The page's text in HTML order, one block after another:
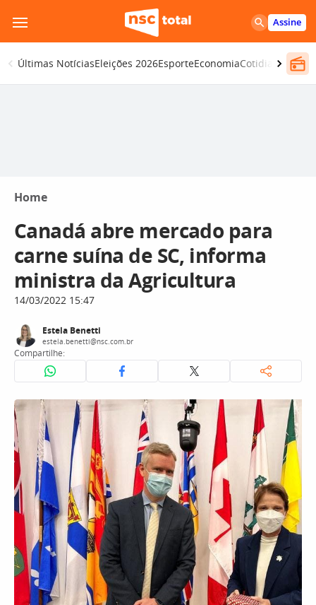
para
o
conteúdo
Assine
Últimas NotíciasEleições 2026EsporteEconomiaCotidiano
Home
Canadá abre mercado para
carne suína de SC, informa
ministra da Agricultura
14/03/2022 15:47
Estela Benetti
estela.benetti@nsc.com.br
Compartilhe: